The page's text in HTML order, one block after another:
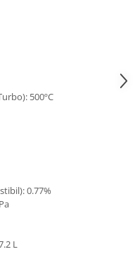
500ºC
0.77%
L